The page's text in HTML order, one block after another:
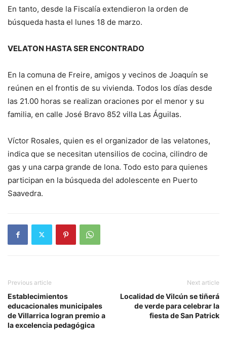
En tanto, desde la Fiscalía extendieron la orden de
búsqueda hasta el lunes 18 de marzo.
VELATON HASTA SER ENCONTRADO
En la comuna de Freire, amigos y vecinos de Joaquín se
reúnen en el frontis de su vivienda. Todos los días desde
las 21.00 horas se realizan oraciones por el menor y su
familia, en calle José Bravo 852 villa Las Águilas.
Víctor Rosales, quien es el organizador de las velatones,
indica que se necesitan utensilios de cocina, cilindro de
gas y una carpa grande de lona. Todo esto para quienes
participan en la búsqueda del adolescente en Puerto
Saavedra.
Previous article
Establecimientos
educacionales municipales
de Villarrica logran premio a
la excelencia pedagógica
Next article
Localidad de Vilcún se tiñerá
de verde para celebrar la
fiesta de San Patrick